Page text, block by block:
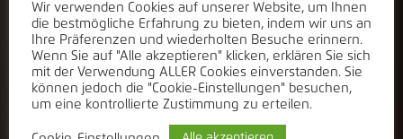
Wir verwenden Cookies auf unserer Website, um Ihnen
die bestmögliche Erfahrung zu bieten, indem wir uns an
Ihre Präferenzen und wiederholten Besuche erinnern.
Wenn Sie auf "Alle akzeptieren" klicken, erklären Sie sich
mit der Verwendung ALLER Cookies einverstanden. Sie
können jedoch die "Cookie-Einstellungen" besuchen,
um eine kontrollierte Zustimmung zu erteilen.